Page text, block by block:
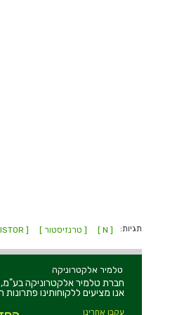
תגיות: [ N ] [ טרנזיסטור ] [ TRANSISTOR ]
טלמיר אלקטרוניקה
אנו מציעים ללקוחותינו
עקבו אחרינו